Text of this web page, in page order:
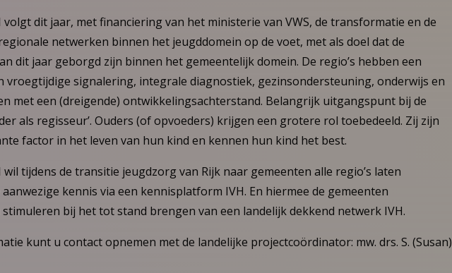
volgt dit jaar, met financiering van het ministerie van VWS, de transformatie en de
netwerken binnen het jeugddomein op de voet, met als doel dat de
dit jaar geborgd zijn binnen het gemeentelijk domein. De regio’s hebben een
vroegtijdige signalering, integrale diagnostiek, gezinsondersteuning, onderwijs en
met een (dreigende) ontwikkelingsachterstand. Belangrijk uitgangspunt bij de
als regisseur’. Ouders (of opvoeders) krijgen een grotere rol toebedeeld. Zij zijn
factor in het leven van hun kind en kennen hun kind het best.
wil tijdens de transitie jeugdzorg van Rijk naar gemeenten alle regio’s laten
kennis via een kennisplatform IVH. En hiermee de gemeenten
bij het tot stand brengen van een landelijk dekkend netwerk IVH.
kunt u contact opnemen met de landelijke projectcoördinator: mw. drs. S. (Susan)